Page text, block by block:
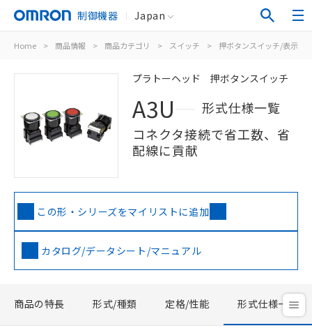
制御機器 Japan
Home > 商品情報 > 商品カテゴリ > スイッチ > 押ボタンスイッチ/表示灯
プラトーヘッド 押ボタンスイッチ
A3U
形式仕様一覧
コネクタ接続で省工数、省
配線に貢献
この形・シリーズをマイリストに追加
カタログ/データシート/マニュアル
商品の特長 形式/種類 定格/性能 形式仕様一覧